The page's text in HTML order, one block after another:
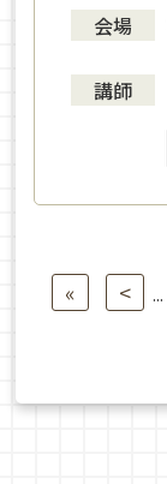
会場
講師
« < ...